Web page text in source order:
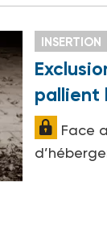
INSERTION
pallient
Face